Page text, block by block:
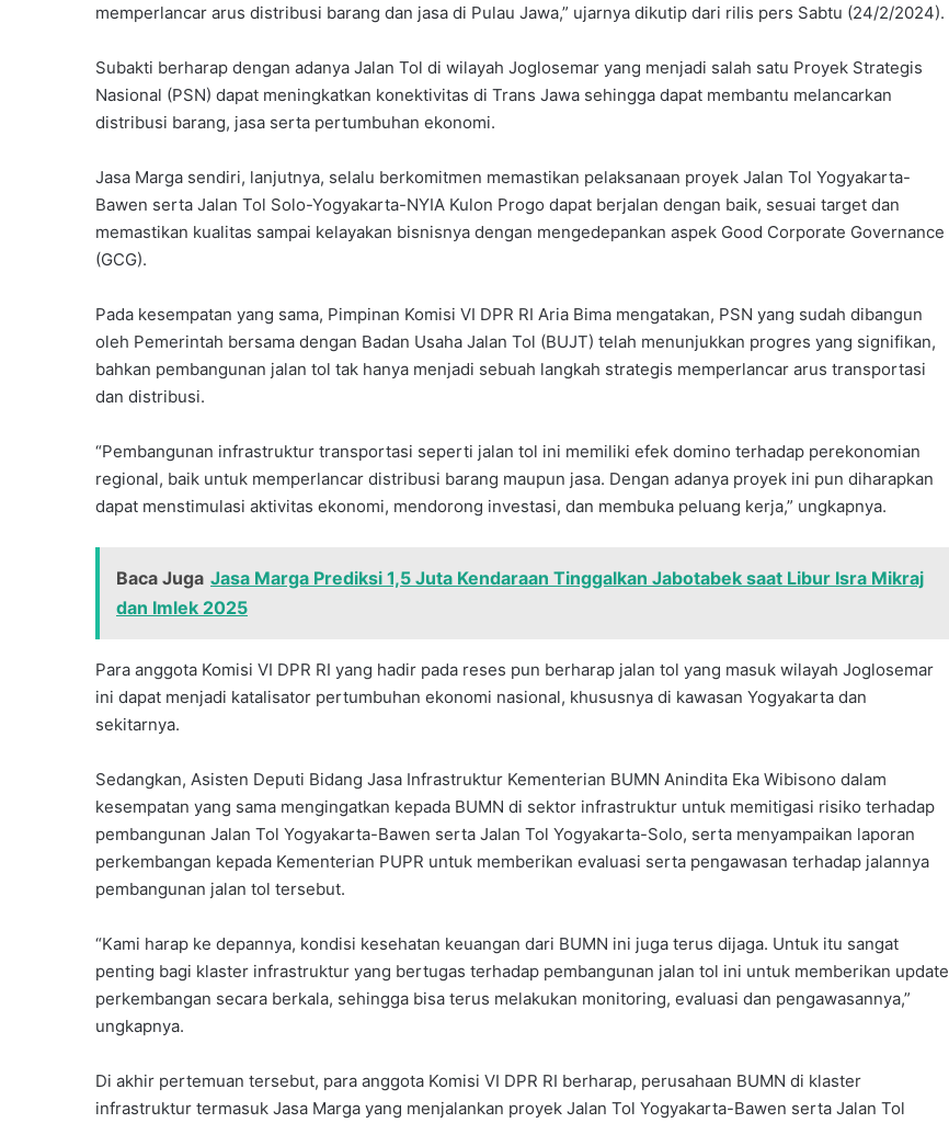
memperlancar arus distribusi barang dan jasa di Pulau Jawa,” ujarnya dikutip dari rilis pers Sabtu (24/2/2024).
Subakti berharap dengan adanya Jalan Tol di wilayah Joglosemar yang menjadi salah satu Proyek Strategis
Nasional (PSN) dapat meningkatkan konektivitas di Trans Jawa sehingga dapat membantu melancarkan
distribusi barang, jasa serta pertumbuhan ekonomi.
Jasa Marga sendiri, lanjutnya, selalu berkomitmen memastikan pelaksanaan proyek Jalan Tol Yogyakarta-
Bawen serta Jalan Tol Solo-Yogyakarta-NYIA Kulon Progo dapat berjalan dengan baik, sesuai target dan
memastikan kualitas sampai kelayakan bisnisnya dengan mengedepankan aspek Good Corporate Governance
(GCG).
Pada kesempatan yang sama, Pimpinan Komisi VI DPR RI Aria Bima mengatakan, PSN yang sudah dibangun
oleh Pemerintah bersama dengan Badan Usaha Jalan Tol (BUJT) telah menunjukkan progres yang signifikan,
bahkan pembangunan jalan tol tak hanya menjadi sebuah langkah strategis memperlancar arus transportasi
dan distribusi.
“Pembangunan infrastruktur transportasi seperti jalan tol ini memiliki efek domino terhadap perekonomian
regional, baik untuk memperlancar distribusi barang maupun jasa. Dengan adanya proyek ini pun diharapkan
dapat menstimulasi aktivitas ekonomi, mendorong investasi, dan membuka peluang kerja,” ungkapnya.
Baca Juga Jasa Marga Prediksi 1,5 Juta Kendaraan Tinggalkan Jabotabek saat Libur Isra Mikraj
dan Imlek 2025
Para anggota Komisi VI DPR RI yang hadir pada reses pun berharap jalan tol yang masuk wilayah Joglosemar
ini dapat menjadi katalisator pertumbuhan ekonomi nasional, khususnya di kawasan Yogyakarta dan
sekitarnya.
Sedangkan, Asisten Deputi Bidang Jasa Infrastruktur Kementerian BUMN Anindita Eka Wibisono dalam
kesempatan yang sama mengingatkan kepada BUMN di sektor infrastruktur untuk memitigasi risiko terhadap
pembangunan Jalan Tol Yogyakarta-Bawen serta Jalan Tol Yogyakarta-Solo, serta menyampaikan laporan
perkembangan kepada Kementerian PUPR untuk memberikan evaluasi serta pengawasan terhadap jalannya
pembangunan jalan tol tersebut.
“Kami harap ke depannya, kondisi kesehatan keuangan dari BUMN ini juga terus dijaga. Untuk itu sangat
penting bagi klaster infrastruktur yang bertugas terhadap pembangunan jalan tol ini untuk memberikan update
perkembangan secara berkala, sehingga bisa terus melakukan monitoring, evaluasi dan pengawasannya,”
ungkapnya.
Di akhir pertemuan tersebut, para anggota Komisi VI DPR RI berharap, perusahaan BUMN di klaster
infrastruktur termasuk Jasa Marga yang menjalankan proyek Jalan Tol Yogyakarta-Bawen serta Jalan Tol